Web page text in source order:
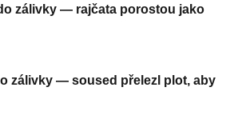
zálivky — rajčata porostou jako
zálivky — soused přelezl plot, aby